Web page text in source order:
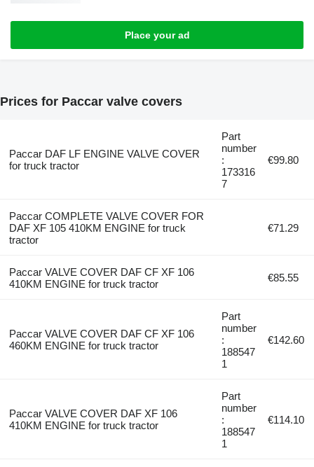
Place your ad
Prices for Paccar valve covers
Paccar DAF LF ENGINE VALVE COVER
for truck tractor
Part
number
:
173316
7
€99.80
Paccar COMPLETE VALVE COVER FOR
DAF XF 105 410KM ENGINE for truck
tractor
€71.29
Paccar VALVE COVER DAF CF XF 106
410KM ENGINE for truck tractor
€85.55
Paccar VALVE COVER DAF CF XF 106
460KM ENGINE for truck tractor
Part
number
:
188547
1
€142.60
Paccar VALVE COVER DAF XF 106
410KM ENGINE for truck tractor
Part
number
:
188547
1
€114.10